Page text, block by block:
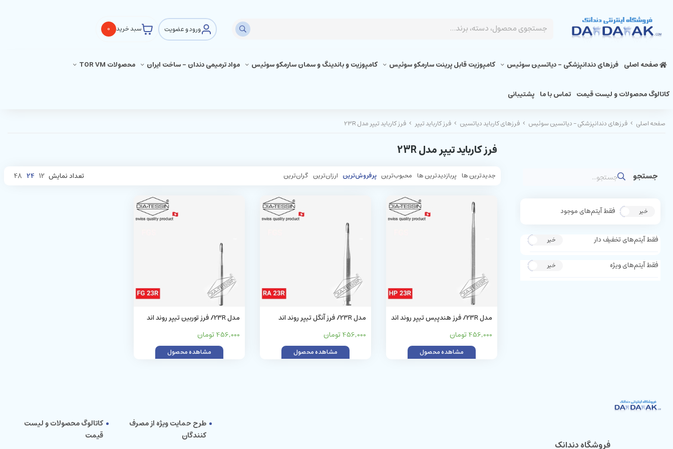
ورود و عضویت سبد خرید 0
صفحه اصلی فرزهای دندانپزشکی - دیاتسین سوئیس کامپوزیت قابل پرینت سارمکو سوئیس کامپوزیت و باندینگ و سمان سارمکو سوئیس مواد ترمیمی دندان - ساخت ایران محصولات TOR VM
کاتالوگ محصولات و لیست قیمت تماس با ما پشتیبانی
صفحه اصلی فرزهای دندانپزشکی - دیاتسین سوئیس فرزهای کارباید دیاتسین فرز کارباید تیپر فرز کارباید تیپر مدل 23R
بله خیر فقط آیتم‌های موجود
خیر فقط آیتم‌های تخفیف دار
خیر فقط آیتم‌های ویژه
فرز کارباید تیپر مدل 23R
جدیدترین ها پربازدیدترین ها محبوب‌‌ترین پرفروش‌ترین ارزان‌ترین گران‌ترین تعداد نمایش 12
24
48
مدل 23R/ فرز هندپیس تیپر روند اند
(کارباید)
456,000 تومان
مشاهده محصول
مدل 23R/ فرز آنگل تیپر روند اند
(کارباید)
456,000 تومان
مشاهده محصول
مدل 23R/ فرز توربین تیپر روند اند
(کارباید)
456,000 تومان
مشاهده محصول
فروشگاه دندانک
طرح حمایت ویژه از مصرف
کنندگان
کاتالوگ محصولات و لیست
قیمت